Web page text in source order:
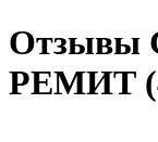
Отзывы
РЕМИТ